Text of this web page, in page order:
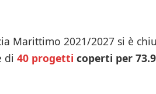
Marittimo 2021/2027 si è
di 40 progetti coperti per